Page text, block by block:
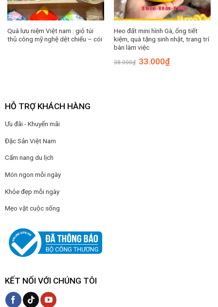
Quà lưu niệm Việt nam : giỏ túi
thủ công mỹ nghệ dệt chiếu – cói
Heo đất mini hình Gà, ống tiết
kiệm, quà tặng sinh nhật, trang trí
bàn làm việc
38.000₫ Giá
gốc
33.000₫Giá
HỖ TRỢ KHÁCH HÀNG
Ưu đãi - Khuyến mãi
Đặc Sản Việt Nam
Cẩm nang du lịch
Món ngon mỗi ngày
Khỏe đẹp mỗi ngày
Mẹo vặt cuộc sống
KẾT NỐI VỚI CHÚNG TÔI